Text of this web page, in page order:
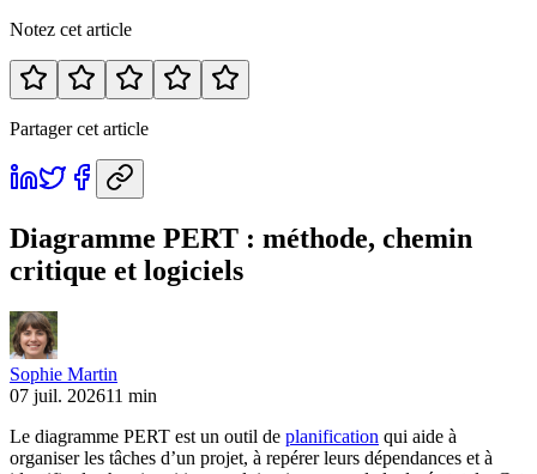
Notez cet article
Partager cet article
Diagramme PERT : méthode, chemin
critique et logiciels
Sophie Martin
07 juil. 202611 min
Le diagramme PERT est un outil de planification qui aide à
organiser les tâches d’un projet, à repérer leurs dépendances et à